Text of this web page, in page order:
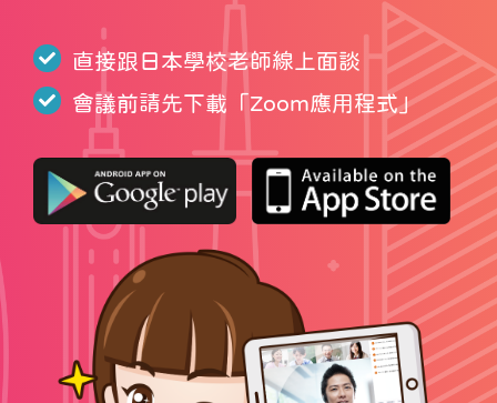
直接跟日本學校老師線上面談
會議前請先下載「Zoom應用程式」